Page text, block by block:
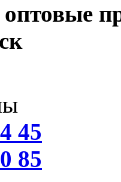
оптовые
45
85